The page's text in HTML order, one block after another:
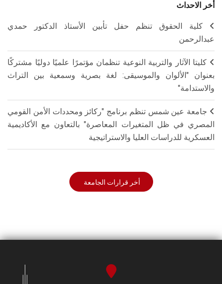
أخر الاحداث
كلية الحقوق تنظم حفل تأبين الأستاذ الدكتور حمدي
عبدالرحمن
كليتا الآثار والتربية النوعية تنظمان مؤتمرًا علميًا دوليًا مشتركًا
بعنوان "الألوان والموسيقى: لغة بصرية وسمعية بين التراث
والاستدامة"
جامعة عين شمس تنظم برنامج "ركائز ومحددات الأمن القومي
المصري في ظل المتغيرات المعاصرة" بالتعاون مع الأكاديمية
العسكرية للدراسات العليا والاستراتيجية
أخر قرارات الجامعة